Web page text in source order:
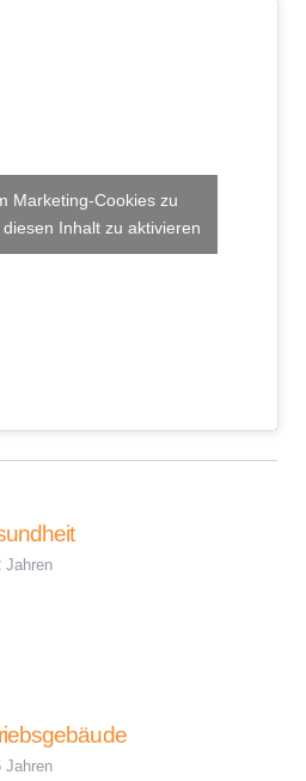
Marketing-Cookies zu
Inhalt zu aktivieren
Jahren
Jahren